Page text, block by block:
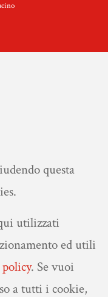
questa
utilizzati
ed utili
. Se vuoi
a tutti i cookie,